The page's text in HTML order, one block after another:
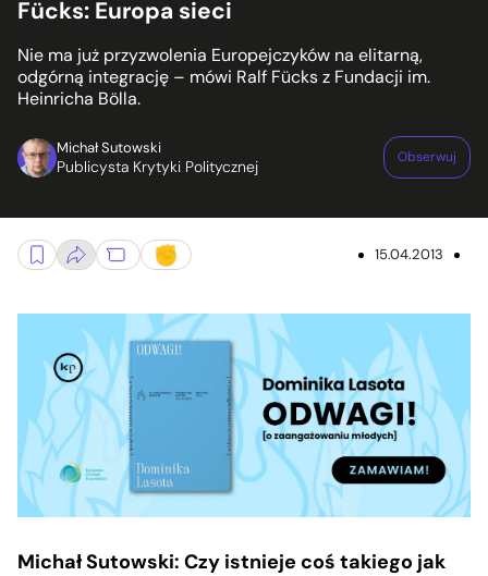
Fücks: Europa sieci
Nie ma już przyzwolenia Europejczyków na elitarną,
odgórną integrację – mówi Ralf Fücks z Fundacji im.
Heinricha Bölla.
Michał Sutowski
Publicysta Krytyki Politycznej Obserwuj
15.04.2013
Michał Sutowski: Czy istnieje coś takiego jak